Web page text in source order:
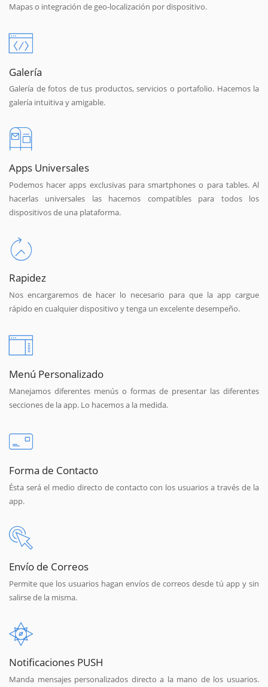
Mapas o integración de geo-localización por dispositivo.
Galería
Galería de fotos de tus productos, servicios o portafolio. Hacemos la
galería intuitiva y amigable.
Apps Universales
Podemos hacer apps exclusivas para smartphones o para tables. Al
hacerlas universales las hacemos compatibles para todos los
dispositivos de una plataforma.
Rapidez
Nos encargaremos de hacer lo necesario para que la app cargue
rápido en cualquier dispositivo y tenga un excelente desempeño.
Menú Personalizado
Manejamos diferentes menús o formas de presentar las diferentes
secciones de la app. Lo hacemos a la medida.
Forma de Contacto
Ésta será el medio directo de contacto con los usuarios a través de la
app.
Envío de Correos
Permite que los usuarios hagan envíos de correos desde tú app y sin
salirse de la misma.
Notificaciones PUSH
Manda mensajes personalizados directo a la mano de los usuarios.